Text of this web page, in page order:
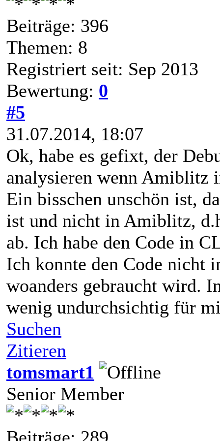
Beiträge: 396
Themen: 8
Registriert seit: Sep 2013
Bewertung: 0
#5
31.07.2014, 18:07
Ok, habe es gefixt, der
analysieren wenn Amiblitz
Ein bisschen unschön ist,
ist und nicht in Amiblitz,
ab. Ich habe den Code in
Ich konnte den Code nicht
woanders gebraucht wird.
wenig undurchsichtig für
Suchen
Zitieren
tomsmart1
Senior Member
Beiträge: 289